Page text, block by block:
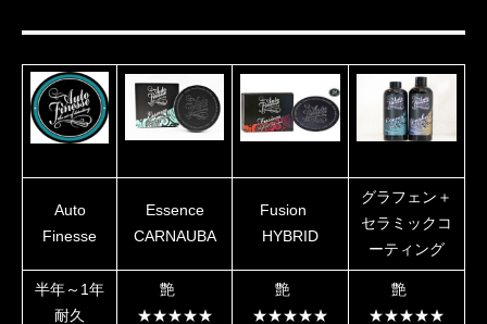
Auto
Finesse
Essence
CARNAUBA
Fusion
HYBRID
グラフェン＋
セラミックコ
ーティング
半年～1年
耐久
艶
★★★★★
艶
★★★★★
艶
★★★★★